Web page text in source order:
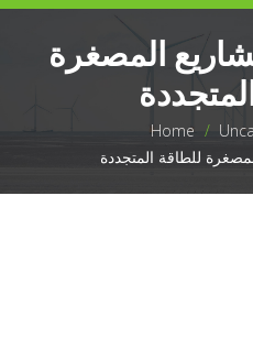
المصغرة
Home
للطاقة المتجددة